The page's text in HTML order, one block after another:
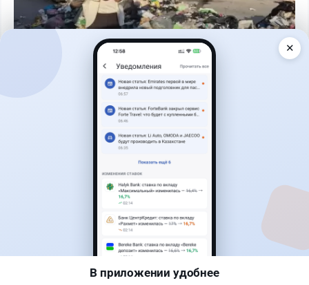
1
·8 августа 2026 г., 18:03
Казахстанцам продавали мясные
полуфабрикаты, которые фактически не
проходили испытания
✕
В приложении удобнее